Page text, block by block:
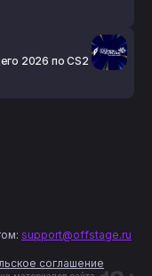
2026 по CS2
support@offstage.ru
соглашение